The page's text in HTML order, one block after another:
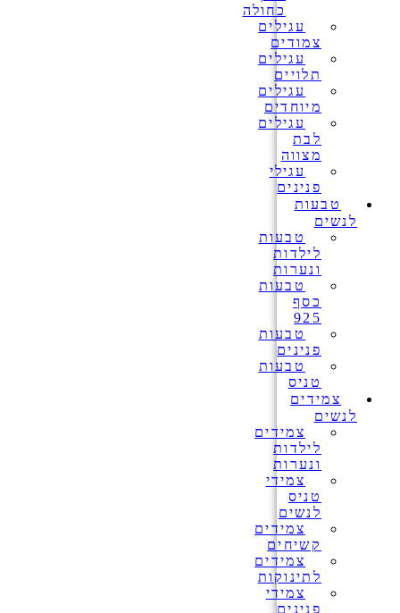
כחולה
עגילים
צמודים
עגילים
תלויים
עגילים
מיוחדים
עגילים
לבת
מצווה
עגילי
פנינים
טבעות
לנשים
טבעות
לילדות
ונערות
טבעות
כסף
925
טבעות
פנינים
טבעות
טניס
צמידים
לנשים
צמידים
לילדות
ונערות
צמידי
טניס
לנשים
צמידים
קשיחים
צמידים
לתינוקות
צמידי
פנינים